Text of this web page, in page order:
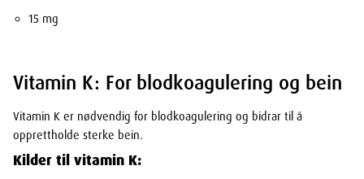
15 mg
Vitamin K: For blodkoagulering og bein
Vitamin K er nødvendig for blodkoagulering og bidrar til å
opprettholde sterke bein.
Kilder til vitamin K: